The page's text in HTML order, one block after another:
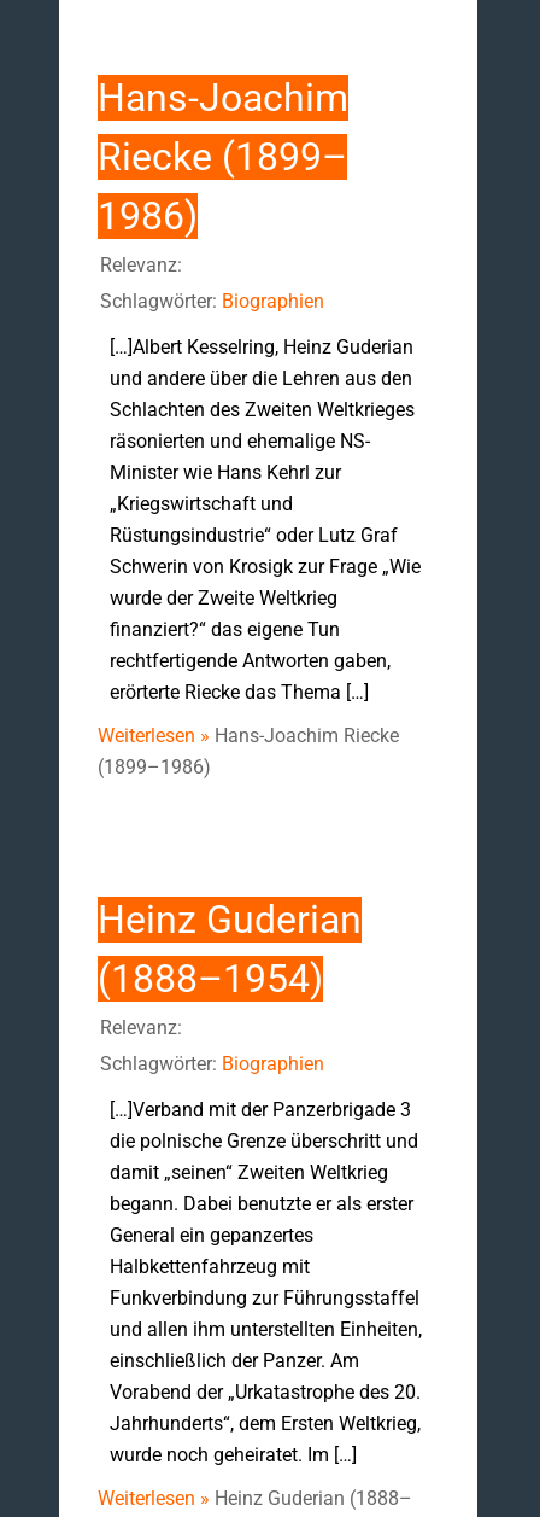
Hans-Joachim
Riecke (1899–
1986)
Relevanz:
Schlagwörter: Biographien
[…]Albert Kesselring, Heinz Guderian
und andere über die Lehren aus den
Schlachten des Zweiten Weltkrieges
räsonierten und ehemalige NS-
Minister wie Hans Kehrl zur
„Kriegswirtschaft und
Rüstungsindustrie“ oder Lutz Graf
Schwerin von Krosigk zur Frage „Wie
wurde der Zweite Weltkrieg
finanziert?“ das eigene Tun
rechtfertigende Antworten gaben,
erörterte Riecke das Thema […]
Weiterlesen » Hans-Joachim Riecke
(1899–1986)
Heinz Guderian
(1888–1954)
Relevanz:
Schlagwörter: Biographien
[…]Verband mit der Panzerbrigade 3
die polnische Grenze überschritt und
damit „seinen“ Zweiten Weltkrieg
begann. Dabei benutzte er als erster
General ein gepanzertes
Halbkettenfahrzeug mit
Funkverbindung zur Führungsstaffel
und allen ihm unterstellten Einheiten,
einschließlich der Panzer. Am
Vorabend der „Urkatastrophe des 20.
Jahrhunderts“, dem Ersten Weltkrieg,
wurde noch geheiratet. Im […]
Weiterlesen » Heinz Guderian (1888–